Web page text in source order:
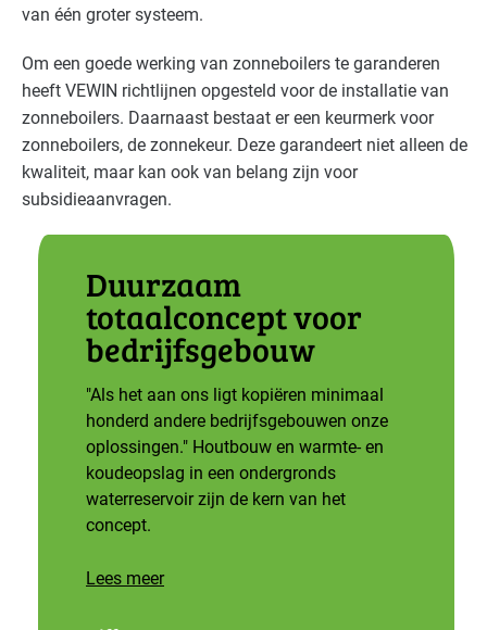
van één groter systeem.
Om een goede werking van zonneboilers te garanderen
heeft VEWIN richtlijnen opgesteld voor de installatie van
zonneboilers. Daarnaast bestaat er een keurmerk voor
zonneboilers, de zonnekeur. Deze garandeert niet alleen de
kwaliteit, maar kan ook van belang zijn voor
subsidieaanvragen.
Duurzaam
totaalconcept voor
bedrijfsgebouw
"Als het aan ons ligt kopiëren minimaal
honderd andere bedrijfsgebouwen onze
oplossingen." Houtbouw en warmte- en
koudeopslag in een ondergronds
waterreservoir zijn de kern van het
concept.
Lees meer